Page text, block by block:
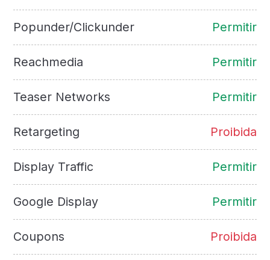
Popunder/Clickunder Permitir
Reachmedia Permitir
Teaser Networks Permitir
Retargeting Proibida
Display Traffic Permitir
Google Display Permitir
Coupons Proibida